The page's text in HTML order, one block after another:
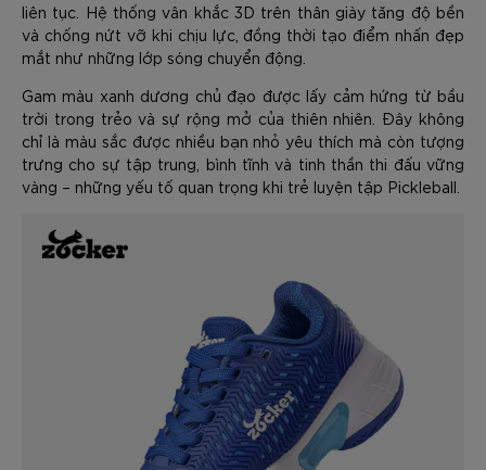
liên tục. Hệ thống vân khắc 3D trên thân giày tăng độ bền
và chống nứt vỡ khi chịu lực, đồng thời tạo điểm nhấn đẹp
mắt như những lớp sóng chuyển động.
Gam màu xanh dương chủ đạo được lấy cảm hứng từ bầu
trời trong trẻo và sự rộng mở của thiên nhiên. Đây không
chỉ là màu sắc được nhiều bạn nhỏ yêu thích mà còn tượng
trưng cho sự tập trung, bình tĩnh và tinh thần thi đấu vững
vàng – những yếu tố quan trọng khi trẻ luyện tập Pickleball.